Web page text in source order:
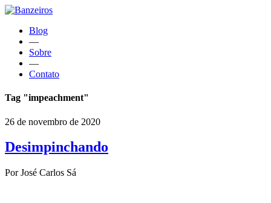
Blog
—
Sobre
—
Contato
Tag "impeachment"
26 de novembro de 2020
Desimpinchando
Por José Carlos Sá